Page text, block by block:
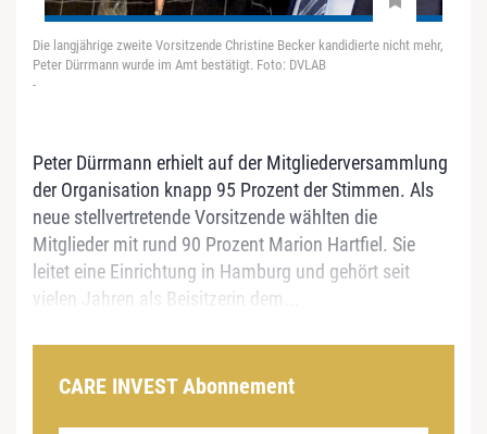
Die langjährige zweite Vorsitzende Christine Becker kandidierte nicht mehr,
Peter Dürrmann wurde im Amt bestätigt. Foto: DVLAB
-
Peter Dürrmann erhielt auf der Mitgliederversammlung
der Organisation knapp 95 Prozent der Stimmen. Als
neue stellvertretende Vorsitzende wählten die
Mitglieder mit rund 90 Prozent Marion Hartfiel. Sie
leitet eine Einrichtung in Hamburg und gehört seit
vielen Jahren als Beisitzerin dem...
CARE INVEST Abonnement